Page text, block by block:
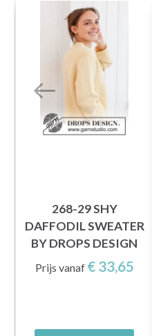
268-29 SHY
DAFFODIL SWEATER
BY DROPS DESIGN
Prijs vanaf € 33,65